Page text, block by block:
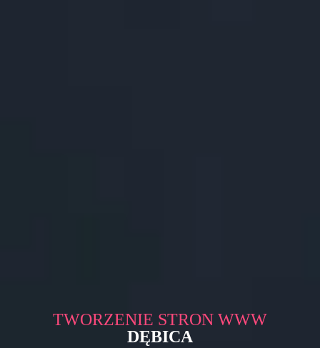
TWORZENIE STRON WWW
DĘBICA